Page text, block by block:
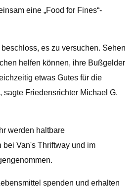
eine „Food for Fines“-
beschloss, es zu versuchen. Sehen
helfen können, ihre Bußgelder
etwas Gutes für die
sagte Friedensrichter Michael G.
werden haltbare
bei Van's Thriftway und im
spenden und erhalten